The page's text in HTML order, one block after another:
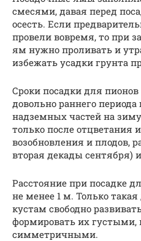
смесями, давая перед
осесть. Если
провели вовремя, то при
ям нужно проливать и
избежать усадки грунта
Сроки посадки для
довольно раннего
надземных частей на
только после отцветания
возобновления и плодов,
вторая декады сентября)
Расстояние при посадке
не менее 1 м. Только
кустам свободно
формировать их
симметричными.